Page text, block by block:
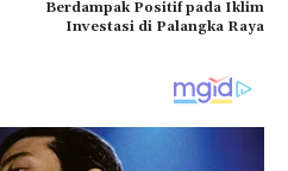
Berdampak Positif pada Iklim
Investasi di Palangka Raya